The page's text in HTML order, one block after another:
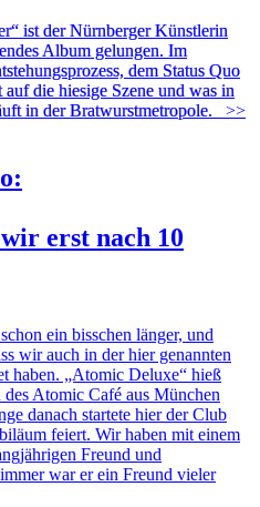
ist der Nürnberger Künstlerin
Album gelungen. Im
dem Status Quo
die hiesige Szene und was in
in der Bratwurstmetropole.
>>
erst nach 10
ein bisschen länger, und
wir auch in der hier genannten
haben. „Atomic Deluxe“ hieß
Atomic Café aus München
danach startete hier der Club
feiert. Wir haben mit einem
Freund und
war er ein Freund vieler